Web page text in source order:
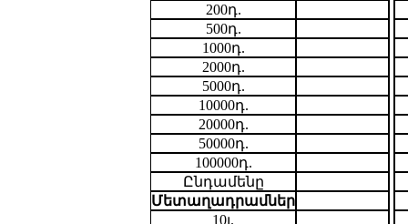
200դ.
500դ.
1000դ.
2000դ.
5000դ.
10000դ.
20000դ.
50000դ.
100000դ.
Ընդամենը
Մետաղադրամներ
10լ.